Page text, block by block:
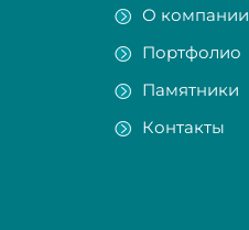
О компании
Портфолио
Памятники
Контакты